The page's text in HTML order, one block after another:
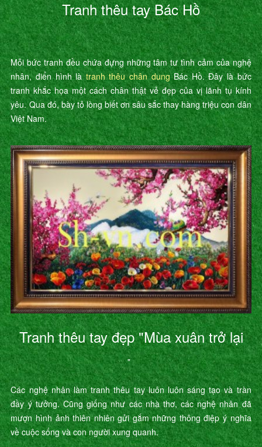
Tranh thêu tay Bác Hồ
Mỗi bức tranh đều chứa đựng những tâm tư tình cảm của nghệ
nhân, điển hình làtranh thêu chân dungBác Hồ. Đây là bức
tranh khắc họa một cách chân thật vẻ đẹp của vị lãnh tụ kính
yêu. Qua đó, bày tỏ lòng biết ơn sâu sắc thay hàng triệu con dân
Việt Nam.
Tranh thêu tay đẹp "Mùa xuân trở lại
"
Các nghệ nhân làm tranh thêu tay luôn luôn sáng tạo và tràn
đầy ý tưởng. Cũng giống như các nhà thơ, các nghệ nhân đã
mượn hình ảnh thiên nhiên gửi gắm những thông điệp ý nghĩa
về cuộc sống và con người xung quanh.